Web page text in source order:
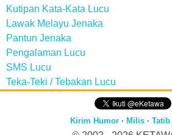
Kutipan Kata-Kata Lucu
Lawak Melayu Jenaka
Pantun Jenaka
Pengalaman Lucu
SMS Lucu
Teka-Teki / Tebakan Lucu
Kirim Humor· Milis· Tatib